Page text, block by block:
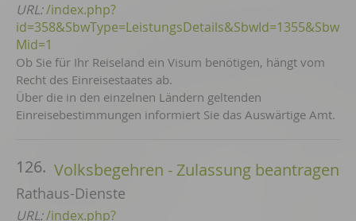
URL:/index.php?
id=358&SbwType=LeistungsDetails&SbwId=1355&Sbw
Mid=1
Ob Sie für Ihr Reiseland ein Visum benötigen, hängt vom
Recht des Einreisestaates ab.
Über die in den einzelnen Ländern geltenden
Einreisebestimmungen informiert Sie das Auswärtige Amt.
126. Volksbegehren - Zulassung beantragen
Rathaus-Dienste
URL:/index.php?